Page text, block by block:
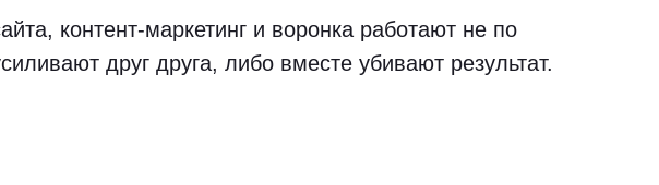
контент-маркетинг и воронка работают не по
друг друга, либо вместе убивают результат.